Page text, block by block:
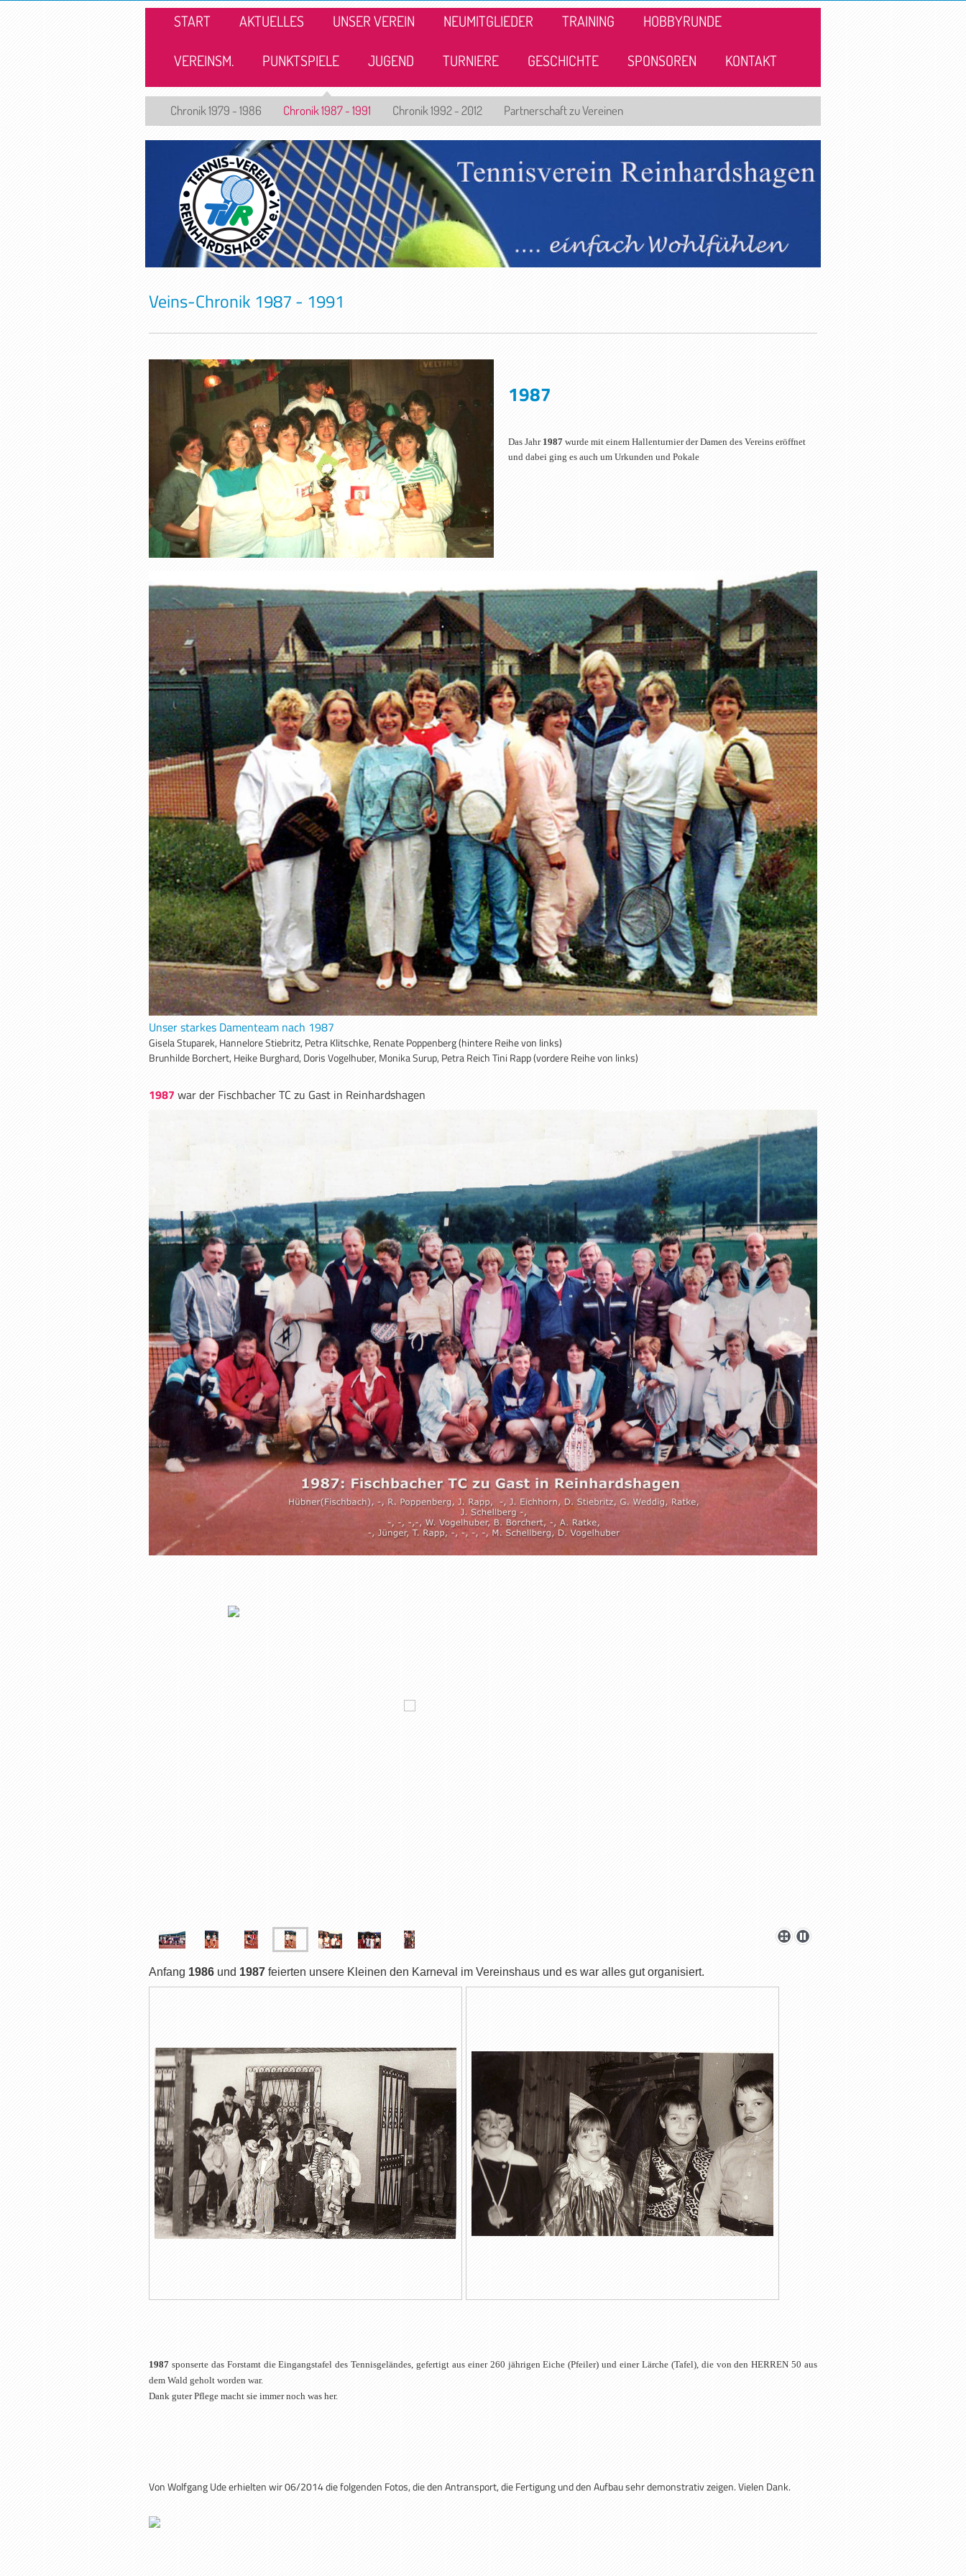
START AKTUELLES UNSER VEREIN NEUMITGLIEDER TRAINING HOBBYRUNDE
VEREINSM. PUNKTSPIELE JUGEND TURNIERE GESCHICHTE SPONSOREN KONTAKT
Chronik 1979 - 1986 Chronik 1987 - 1991 Chronik 1992 - 2012 Partnerschaft zu Vereinen
Veins-Chronik 1987 - 1991
1987
Das Jahr 1987 wurde mit einem Hallenturnier der Damen des Vereins eröffnet
und dabei ging es auch um Urkunden und Pokale
Unser starkes Damenteam nach 1987
Gisela Stuparek, Hannelore Stiebritz, Petra Klitschke, Renate Poppenberg (hintere Reihe von links)
Brunhilde Borchert, Heike Burghard, Doris Vogelhuber, Monika Surup, Petra Reich Tini Rapp (vordere Reihe von links)
1987 war der Fischbacher TC zu Gast in Reinhardshagen
Anfang 1986 und 1987 feierten unsere Kleinen den Karneval im Vereinshaus und es war alles gut organisiert.
1987 sponserte das Forstamt die Eingangstafel des Tennisgeländes, gefertigt aus einer 260 jährigen Eiche (Pfeiler) und einer Lärche (Tafel), die von den HERREN 50 aus
dem Wald geholt worden war.
Dank guter Pflege macht sie immer noch was her.
Von Wolfgang Ude erhielten wir 06/2014 die folgenden Fotos, die den Antransport, die Fertigung und den Aufbau sehr demonstrativ zeigen. Vielen Dank.